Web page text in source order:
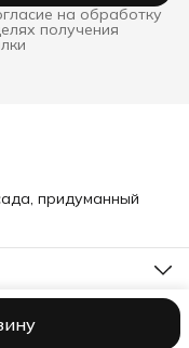
на обработку
получения
придуманный
возврата